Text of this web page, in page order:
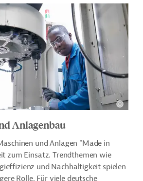
Anlagenbau
und Anlagen "Made in
zum Einsatz. Trendthemen wie
und Nachhaltigkeit spielen
Rolle. Für viele deutsche